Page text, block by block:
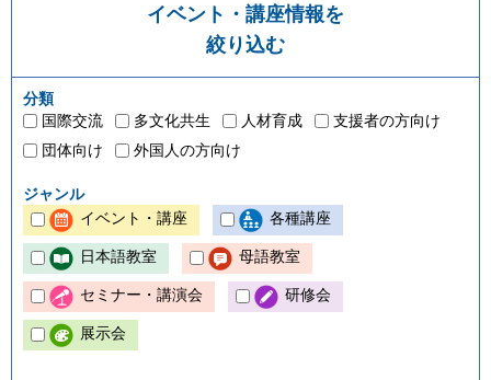
イベント・講座情報を
絞り込む
分類
国際交流
多文化共生 人材育成
支援者の方向け
団体向け
外国人の方向け
ジャンル
イベント・講座
各種講座
日本語教室 母語教室
セミナー・講演会 研修会
展示会